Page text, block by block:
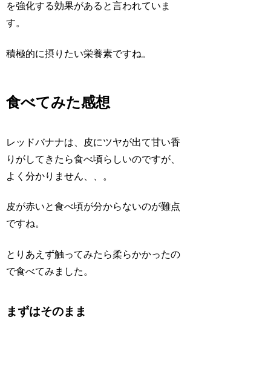
を強化する効果があると言われていま
す。
積極的に摂りたい栄養素ですね。
食べてみた感想
レッドバナナは、皮にツヤが出て甘い香
りがしてきたら食べ頃らしいのですが、
よく分かりません、、。
皮が赤いと食べ頃が分からないのが難点
ですね。
とりあえず触ってみたら柔らかかったの
で食べてみました。
まずはそのまま